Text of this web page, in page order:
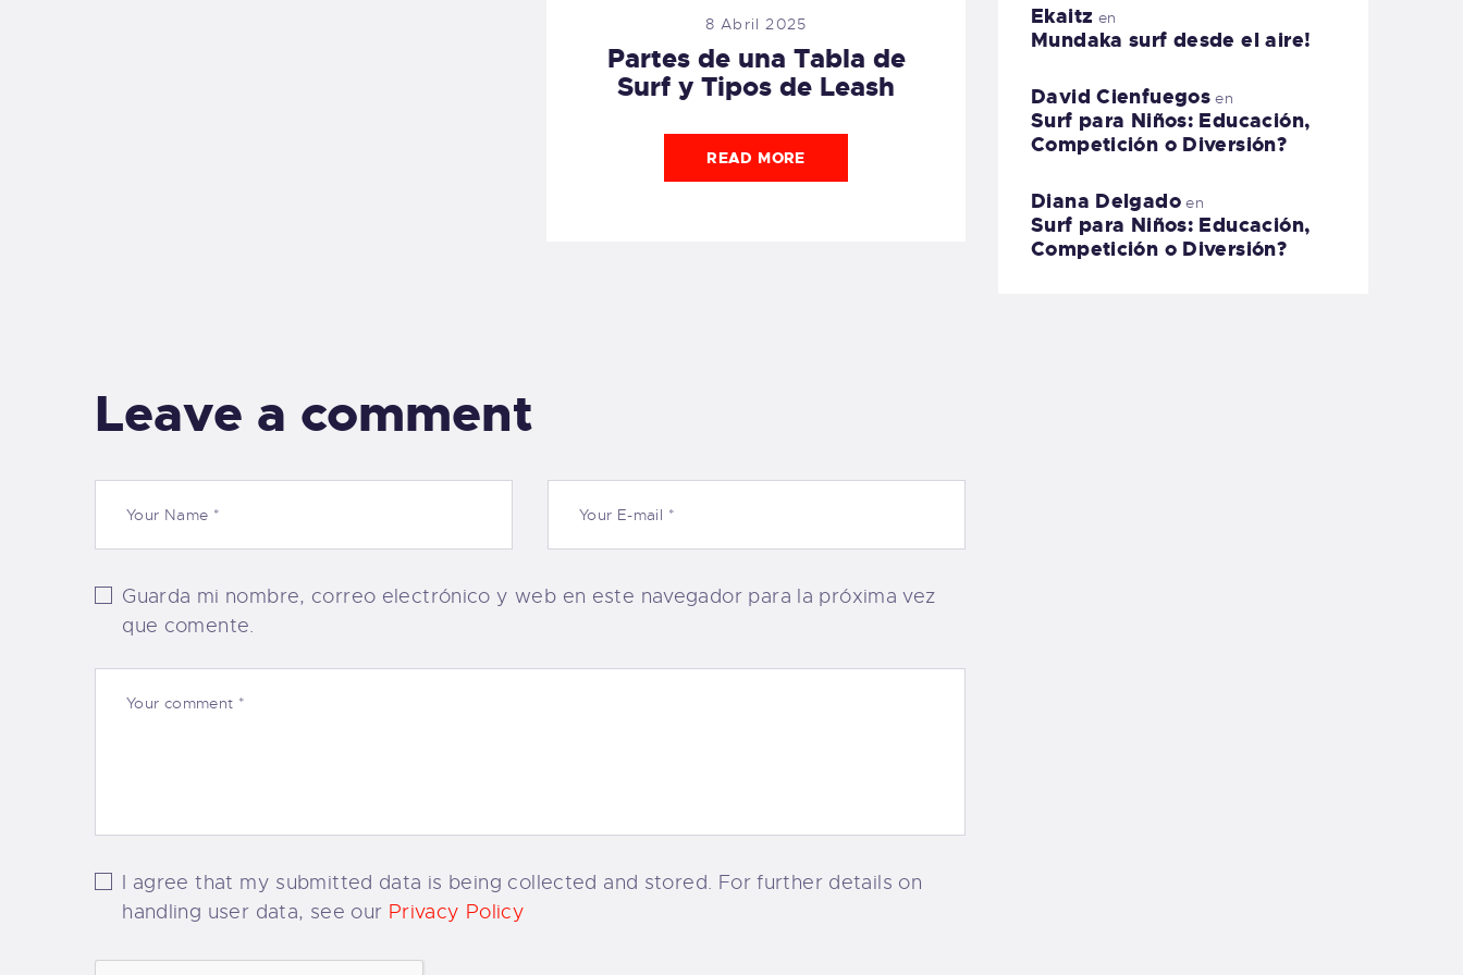
8 Abril 2025
Partes de una Tabla de
Surf y Tipos de Leash
READ MORE
Leave a comment
Guarda mi nombre, correo electrónico y web en este navegador para la próxima vez
que comente.
I agree that my submitted data is being collected and stored. For further details on
handling user data, see our Privacy Policy
Ekaitz en
Mundaka surf desde el aire!
David Cienfuegos en
Surf para Niños: Educación,
Competición o Diversión?
Diana Delgadoen
Surf para Niños: Educación,
Competición o Diversión?